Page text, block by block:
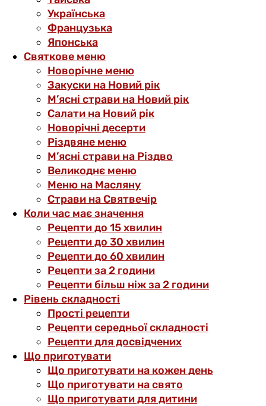
Українська
Французька
Японська
Святкове меню
Новорічне меню
Закуски на Новий рік
М’ясні страви на Новий рік
Салати на Новий рік
Новорічні десерти
Різдвяне меню
М’ясні страви на Різдво
Великоднє меню
Меню на Масляну
Страви на Святвечір
Коли час має значення
Рецепти до 15 хвилин
Рецепти до 30 хвилин
Рецепти до 60 хвилин
Рецепти за 2 години
Рецепти більш ніж за 2 години
Рівень складності
Прості рецепти
Рецепти середньої складності
Рецепти для досвідчених
Що приготувати
Що приготувати на кожен день
Що приготувати на свято
Що приготувати для дитини